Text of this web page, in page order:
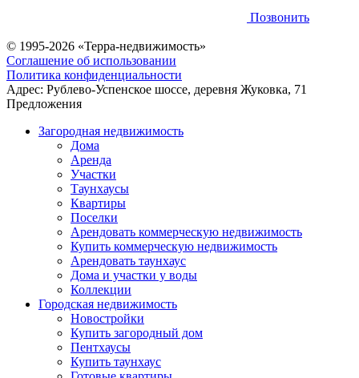
Позвонить
© 1995-2026 «Терра-недвижимость»
Соглашение об использовании
Политика конфиденциальности
Адрес: Рублево-Успенское шоссе, деревня Жуковка, 71
Предложения
Загородная недвижимость
Дома
Аренда
Участки
Таунхаусы
Квартиры
Поселки
Арендовать коммерческую недвижимость
Купить коммерческую недвижимость
Арендовать таунхаус
Дома и участки у воды
Коллекции
Городская недвижимость
Новостройки
Купить загородный дом
Пентхаусы
Купить таунхаус